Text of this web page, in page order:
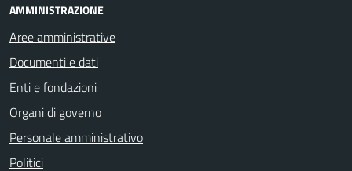
AMMINISTRAZIONE
Aree amministrative
Documenti e dati
Enti e fondazioni
Organi di governo
Personale amministrativo
Politici